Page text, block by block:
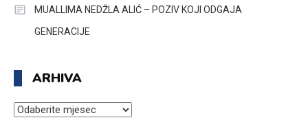
MUALLIMA NEDŽLA ALIĆ – POZIV KOJI ODGAJA
GENERACIJE
ARHIVA
ARHIVA